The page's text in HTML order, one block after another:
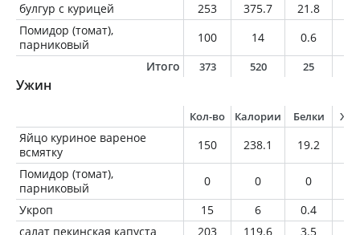
булгур с курицей
253 375.7 21.8
Помидор (томат),
парниковый
100 14 0.6
Итого
373 520 25
Ужин
Кол-во Калории Белки
Яйцо куриное вареное
всмятку
150 238.1 19.2
Помидор (томат),
парниковый
0 0 0
Укроп
15 6 0.4
салат пекинская капуста
203 119.6 3.5